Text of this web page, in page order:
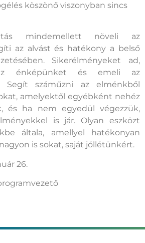
köszönő viszonyban sincs
mindemellett növeli az
az alvást és hatékony a belső
Sikerélményeket ad,
énképünket és emeli az
Segít száműzni az elménkből
amelyektől egyébként nehéz
és ha nem egyedül végezzük,
is jár. Olyan eszközt
általa, amellyel hatékonyan
is sokat, saját jóllétünkért.
26.